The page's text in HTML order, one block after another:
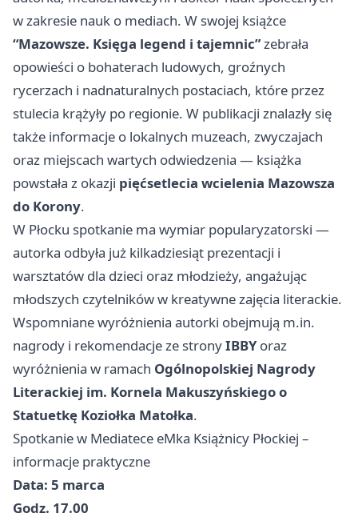
w zakresie nauk o mediach. W swojej książce
“Mazowsze. Księga legend i tajemnic”zebrała
opowieści o bohaterach ludowych, groźnych
rycerzach i nadnaturalnych postaciach, które przez
stulecia krążyły po regionie. W publikacji znalazły się
także informacje o lokalnych muzeach, zwyczajach
oraz miejscach wartych odwiedzenia — książka
powstała z okazji pięćsetlecia wcielenia Mazowsza
do Korony.
W Płocku spotkanie ma wymiar popularyzatorski —
autorka odbyła już kilkadziesiąt prezentacji i
warsztatów dla dzieci oraz młodzieży, angażując
młodszych czytelników w kreatywne zajęcia literackie.
Wspomniane wyróżnienia autorki obejmują m.in.
nagrody i rekomendacje ze stronyIBBYoraz
wyróżnienia w ramach Ogólnopolskiej Nagrody
Literackiej im. Kornela Makuszyńskiego o
Statuetkę Koziołka Matołka.
Spotkanie w Mediatece eMka Książnicy Płockiej –
informacje praktyczne
Data: 5 marca
Godz. 17.00